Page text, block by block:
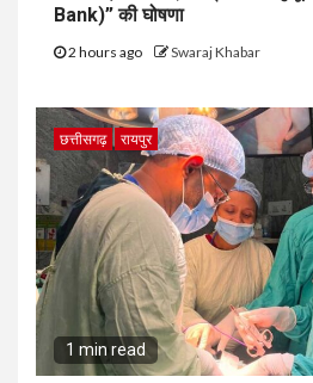
Bank)” की घोषणा
2 hours ago Swaraj Khabar
छत्तीसगढ़ रायपुर
1 min read